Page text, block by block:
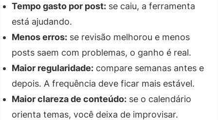
Tempo gasto por post: se caiu, a ferramenta
está ajudando.
Menos erros: se revisão melhorou e menos
posts saem com problemas, o ganho é real.
Maior regularidade: compare semanas antes e
depois. A frequência deve ficar mais estável.
Maior clareza de conteúdo: se o calendário
orienta temas, você deixa de improvisar.